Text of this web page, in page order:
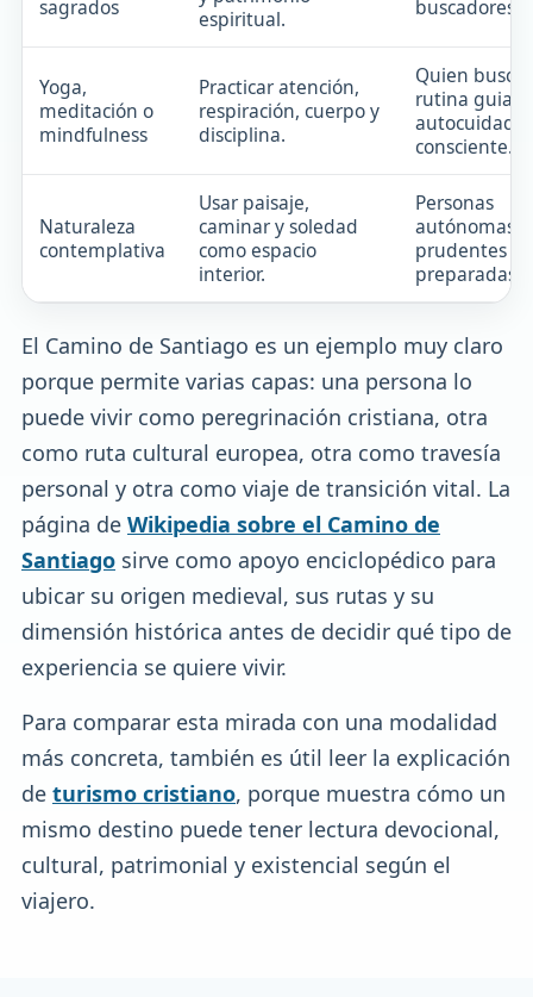
sagrados
espiritual.
buscadores.
Yoga,
meditación o
mindfulness
Practicar atención,
respiración, cuerpo y
disciplina.
Quien busca
rutina
autocuidado
consciente.
Naturaleza
contemplativa
Usar paisaje,
caminar y soledad
como espacio
interior.
Personas
autónomas,
prudentes y
preparadas.
El Camino de Santiago es un ejemplo muy claro
porque permite varias capas: una persona lo
puede vivir como peregrinación cristiana, otra
como ruta cultural europea, otra como travesía
personal y otra como viaje de transición vital. La
página de Wikipedia sobre el Camino de
Santiago sirve como apoyo enciclopédico para
ubicar su origen medieval, sus rutas y su
dimensión histórica antes de decidir qué tipo de
experiencia se quiere vivir.
Para comparar esta mirada con una modalidad
más concreta, también es útil leer la explicación
de turismo cristiano, porque muestra cómo un
mismo destino puede tener lectura devocional,
cultural, patrimonial y existencial según el
viajero.